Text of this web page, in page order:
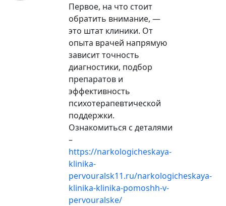
Первое, на что стоит
обратить внимание, —
это штат клиники. От
опыта врачей напрямую
зависит точность
диагностики, подбор
препаратов и
эффективность
психотерапевтической
поддержки.
Ознакомиться с деталями
–
https://narkologicheskaya-
klinika-
pervouralsk11.ru/narkologicheskaya-
klinika-klinika-pomoshh-v-
pervouralske/